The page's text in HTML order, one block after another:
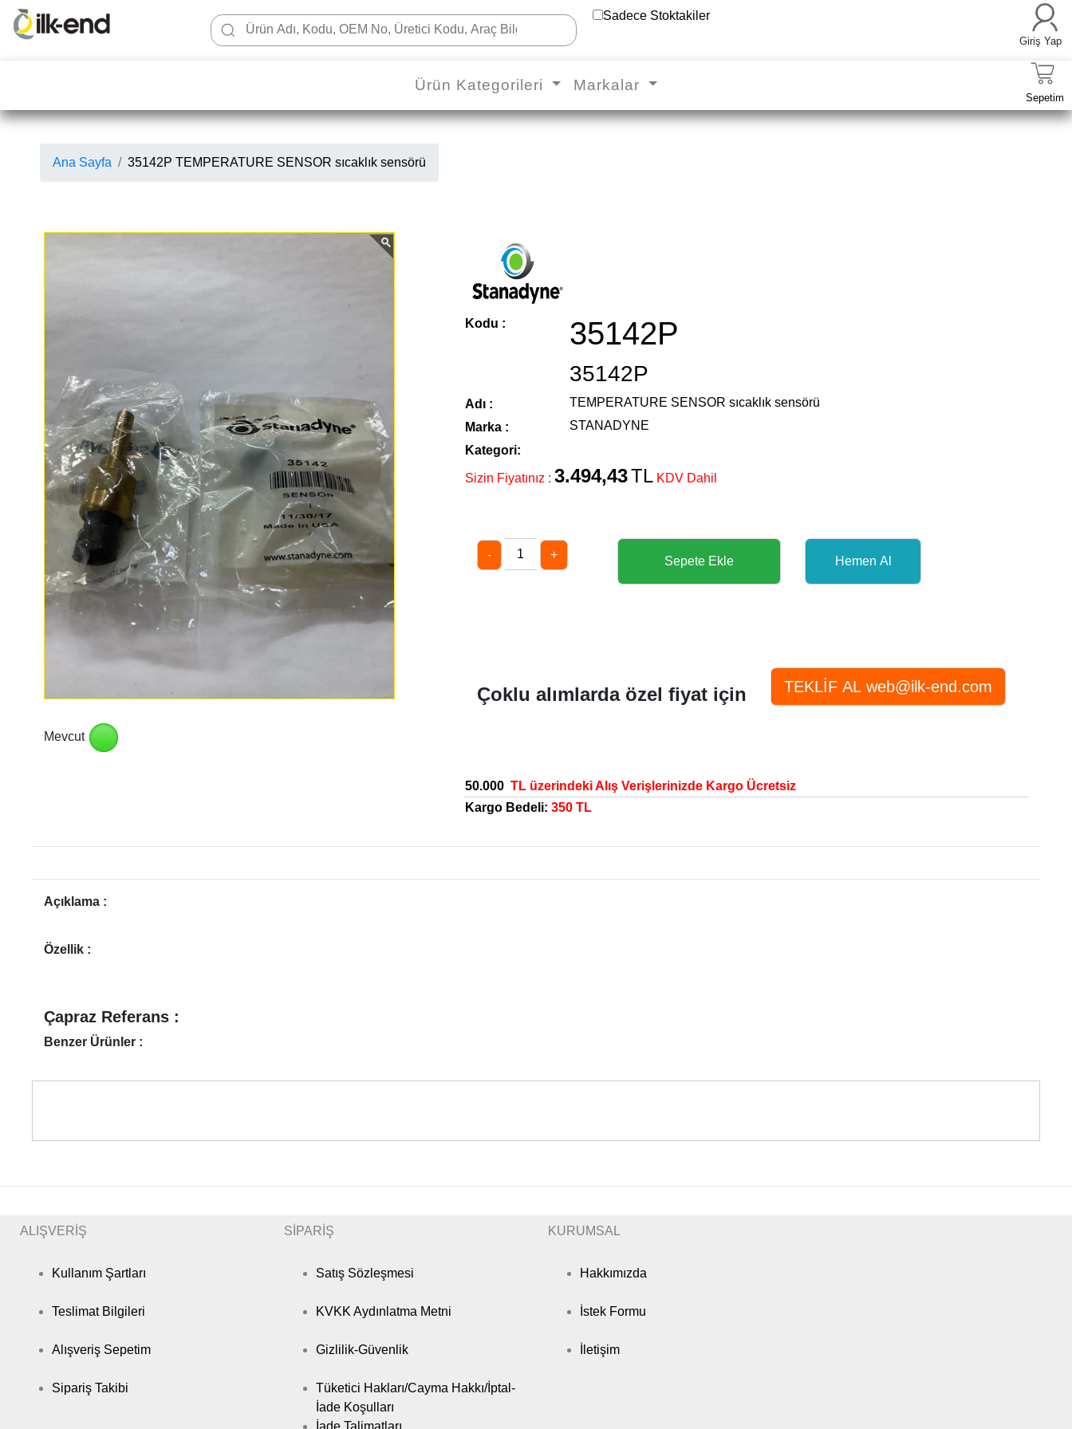
Sadece Stoktakiler
Giriş Yap
Ürün Kategorileri Markalar
Sepetim
Ana Sayfa 35142P TEMPERATURE SENSOR sıcaklık sensörü
Mevcut
Kodu : 35142P
35142P
Adı :
TEMPERATURE SENSOR sıcaklık sensörü
Marka :
STANADYNE
Kategori:
Sizin Fiyatınız : 3.494,43TL KDV Dahil
- +
Çoklu alımlarda özel fiyat için
50.000TL üzerindeki Alış Verişlerinizde Kargo Ücretsiz
Kargo Bedeli: 350 TL
Açıklama :
Özellik :
Çapraz Referans :
Benzer Ürünler :
ALIŞVERİŞ
Kullanım Şartları
Teslimat Bilgileri
Alışveriş Sepetim
Sipariş Takibi
SİPARİŞ
Satış Sözleşmesi
KVKK Aydınlatma Metni
Gizlilik-Güvenlik
Tüketici Hakları/Cayma Hakkı/İptal-
İade Koşulları
İade Talimatları
KURUMSAL
Hakkımızda
İstek Formu
İletişim